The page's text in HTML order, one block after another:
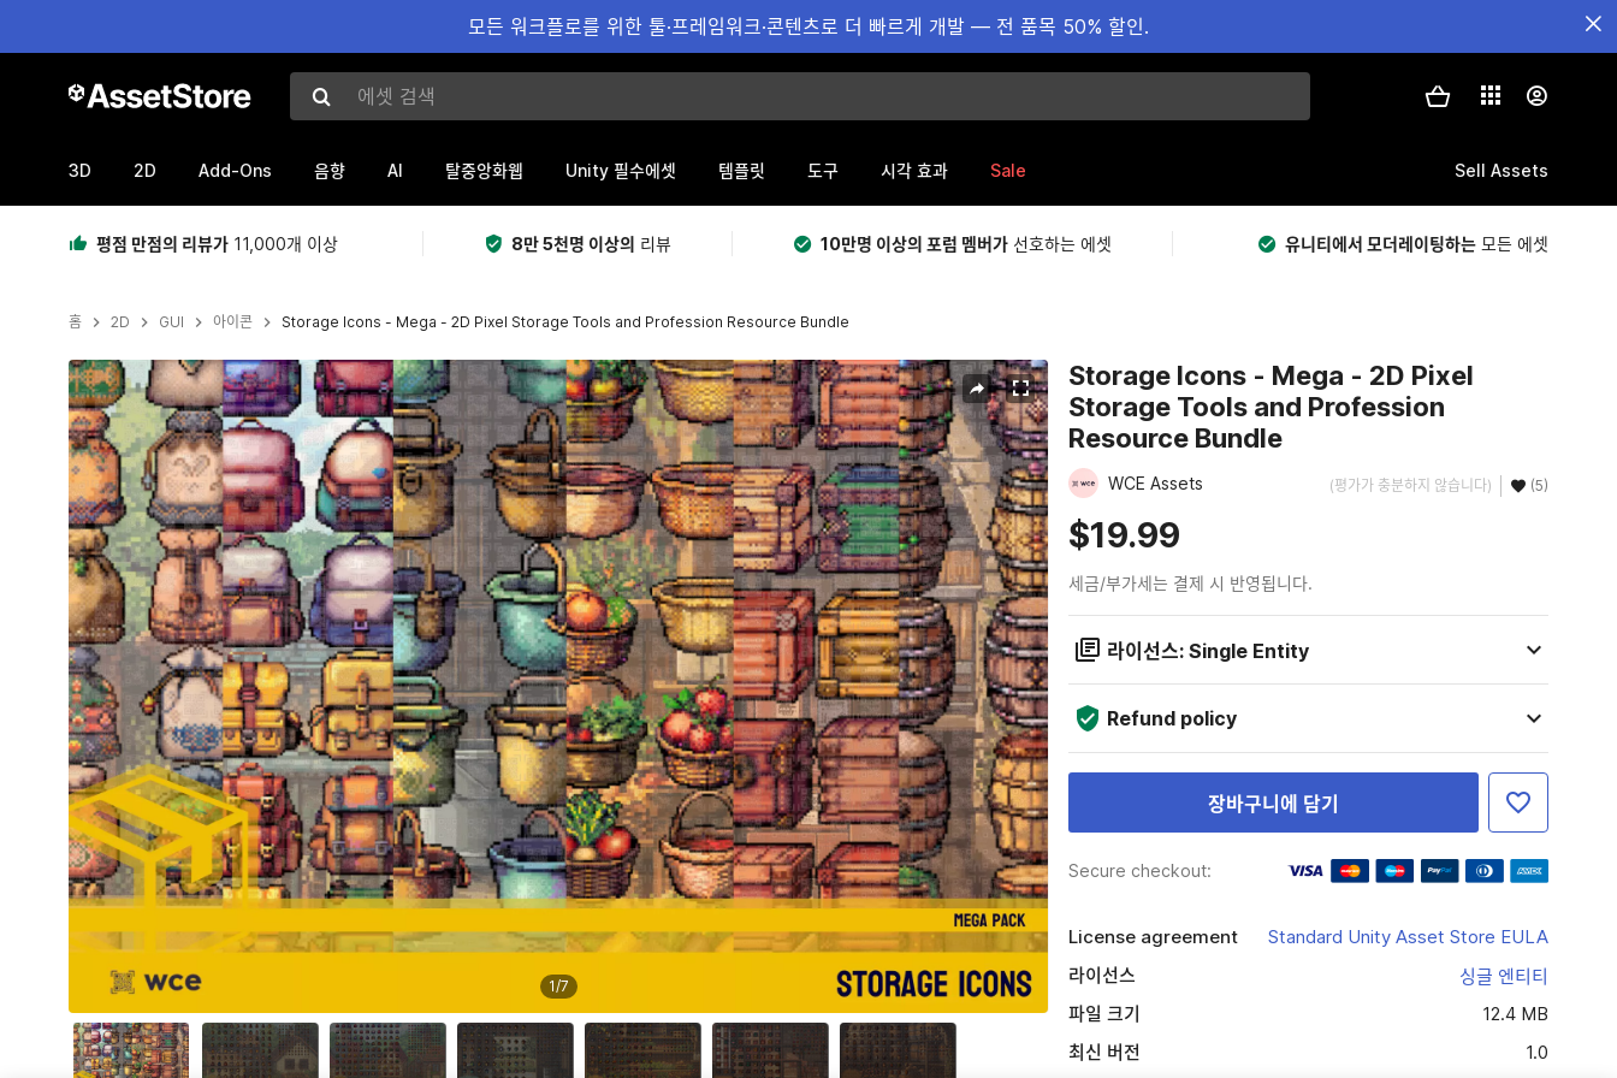
모든 워크플로를 위한 툴·프레임워크·콘텐츠로 더 빠르게 개발 — 전 품목 50% 할인.
에셋 검색
3D 2D Add-Ons 음향 AI 탈중앙화웹 Unity 필수에셋 템플릿 도구 시각 효과 Sale Sell Assets
평점 만점의 리뷰가 11,000개 이상 8만 5천명 이상의 리뷰 10만명 이상의 포럼 멤버가 선호하는 에셋 유니티에서 모더레이팅하는 모든 에셋
홈 2D GUI 아이콘 Storage Icons - Mega - 2D Pixel Storage Tools and Profession Resource Bundle
현재 슬라이드: 1 / 7
1/7
Storage Icons - Mega - 2D Pixel
Storage Tools and Profession
Resource Bundle
WCE Assets (평가가 충분하지 않습니다) (5)
$19.99
세금/부가세는 결제 시 반영됩니다.
라이선스: Single Entity
Refund policy
장바구니에 담기
Secure checkout:
License agreement
Standard Unity Asset Store EULA
라이선스
싱글 엔티티
파일 크기
12.4 MB
최신 버전
1.0